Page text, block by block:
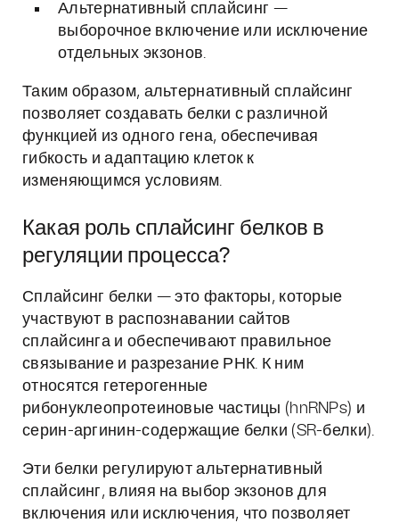
Альтернативный сплайсинг —
выборочное включение или исключение
отдельных экзонов.
Таким образом, альтернативный сплайсинг
позволяет создавать белки с различной
функцией из одного гена, обеспечивая
гибкость и адаптацию клеток к
изменяющимся условиям.
Какая роль сплайсинг белков в
регуляции процесса?
Сплайсинг белки — это факторы, которые
участвуют в распознавании сайтов
сплайсинга и обеспечивают правильное
связывание и разрезание РНК. К ним
относятся гетерогенные
рибонуклеопротеиновые частицы (hnRNPs) и
серин-аргинин-содержащие белки (SR-белки).
Эти белки регулируют альтернативный
сплайсинг, влияя на выбор экзонов для
включения или исключения, что позволяет